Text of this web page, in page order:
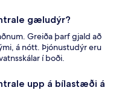
gæludýr?
Greiða þarf gjald að
á nótt. Þjónustudýr eru
í boði.
upp á bílastæði á